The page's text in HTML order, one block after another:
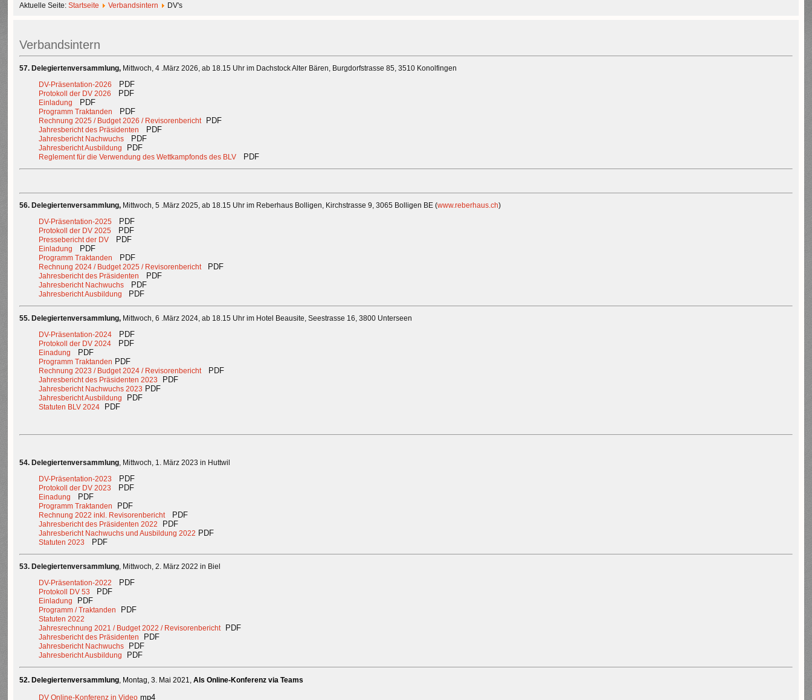
Aktuelle Seite:Startseite Verbandsintern DV's
Verbandsintern
57. Delegiertenversammlung, Mittwoch, 4 .März 2026, ab 18.15 Uhr im Dachstock Alter Bären, Burgdorfstrasse 85, 3510 Konolfingen
DV-Präsentation-2026
PDF
Protokoll der DV 2026 PDF
Einladung PDF
Programm Traktanden PDF
Rechnung 2025 / Budget 2026 / RevisorenberichtPDF
Jahresbericht des Präsidenten PDF
Jahresbericht Nachwuchs PDF
Jahresbericht Ausbildung PDF
Reglement für die Verwendung des Wettkampfonds des BLV PDF
56. Delegiertenversammlung, Mittwoch, 5 .März 2025, ab 18.15 Uhr im Reberhaus Bolligen, Kirchstrasse 9, 3065 Bolligen BE (www.reberhaus.ch)
DV-Präsentation-2025 PDF
Protokoll der DV 2025 PDF
Pressebericht der DV PDF
Einladung PDF
Programm Traktanden PDF
Rechnung 2024 / Budget 2025 / Revisorenbericht PDF
Jahresbericht des Präsidenten PDF
Jahresbericht Nachwuchs PDF
Jahresbericht Ausbildung PDF
55. Delegiertenversammlung, Mittwoch, 6 .März 2024, ab 18.15 Uhr im Hotel Beausite, Seestrasse 16, 3800 Unterseen
DV-Präsentation-2024 PDF
Protokoll der DV 2024 PDF
Einadung PDF
Programm Traktanden PDF
Rechnung 2023 / Budget 2024 / RevisorenberichtPDF
Jahresbericht des Präsidenten 2023 PDF
Jahresbericht Nachwuchs 2023 PDF
Jahresbericht Ausbildung PDF
Statuten BLV 2024 PDF
54. Delegiertenversammlung, Mittwoch, 1. März 2023 in Huttwil
DV-Präsentation-2023
PDF
Protokoll der DV 2023 PDF
Einadung PDF
Programm Traktanden PDF
Rechnung 2022 inkl. RevisorenberichtPDF
Jahresbericht des Präsidenten 2022 PDF
Jahresbericht Nachwuchs und Ausbildung 2022 PDF
Statuten 2023 PDF
53. Delegiertenversammlung, Mittwoch, 2. März 2022 in Biel
DV-Präsentation-2022
PDF
Protokoll DV 53 PDF
Einladung PDF
Programm / Traktanden PDF
Statuten 2022
Jahresrechnung 2021 / Budget 2022 / RevisorenberichtPDF
Jahresbericht des Präsidenten PDF
Jahresbericht Nachwuchs PDF
Jahresbericht Ausbildung PDF
52. Delegiertenversammlung, Montag, 3. Mai 2021,Als Online-Konferenz via Teams
DV Online-Konferenz in Video mp4